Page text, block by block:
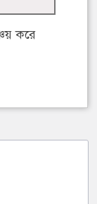
করে